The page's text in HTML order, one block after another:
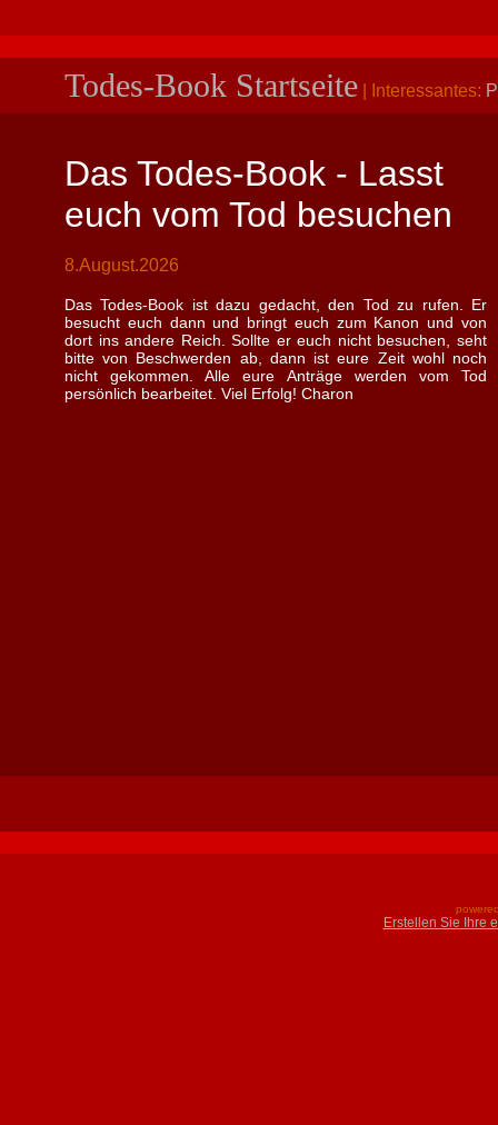
Todes-Book Startseite | Interessantes:
Das Todes-Book - Lasst
euch vom Tod besuchen
8.August.2026
Das Todes-Book ist dazu gedacht, den Tod zu rufen. Er
besucht euch dann und bringt euch zum Kanon und von
dort ins andere Reich. Sollte er euch nicht besuchen, seht
bitte von Beschwerden ab, dann ist eure Zeit wohl noch
nicht gekommen. Alle eure Anträge werden vom Tod
persönlich bearbeitet. Viel Erfolg! Charon
Erstellen Sie Ihre